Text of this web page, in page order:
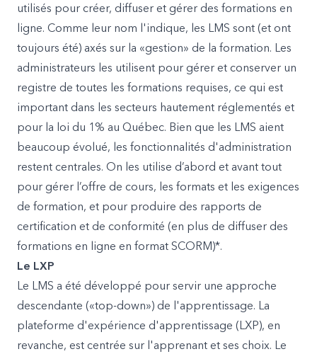
utilisés pour créer, diffuser et gérer des formations en
ligne. Comme leur nom l'indique, les LMS sont (et ont
toujours été) axés sur la «gestion» de la formation. Les
administrateurs les utilisent pour gérer et conserver un
registre de toutes les formations requises, ce qui est
important dans les secteurs hautement réglementés et
pour la loi du 1% au Québec. Bien que les LMS aient
beaucoup évolué, les fonctionnalités d'administration
restent centrales. On les utilise d’abord et avant tout
pour gérer l’offre de cours, les formats et les exigences
de formation, et pour produire des rapports de
certification et de conformité (en plus de diffuser des
formations en ligne en format SCORM)*.
Le LXP
Le LMS a été développé pour servir une approche
descendante («top-down») de l'apprentissage. La
plateforme d'expérience d'apprentissage (LXP), en
revanche, est centrée sur l'apprenant et ses choix. Le